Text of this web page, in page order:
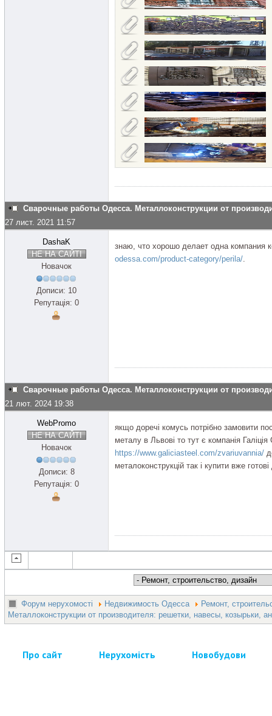
Сварочные работы Одесса. Металлоконструкции от
27 лист. 2021 11:57
DashaK
НЕ НА САЙТІ
Новачок
Дописи: 10
Репутація: 0
знаю, что хорошо делает одна компания
odessa.com/product-category/perila/.
Сварочные работы Одесса. Металлоконструкции от
21 лют. 2024 19:38
WebPromo
НЕ НА САЙТІ
Новачок
Дописи: 8
Репутація: 0
якщо доречі комусь потрібно замовити
металу в Львові то тут є компанія Галіція
https://www.galiciasteel.com/zvariuvannia/
металоконструкцій так і купити вже
Форум нерухомості Недвижимость Одесса
Ремонт,
Металлоконструкции от производителя: решетки, навесы, козырьки,
Про сайт Нерухомість Новобудови